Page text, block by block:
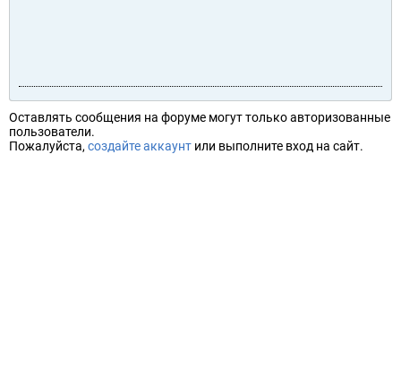
Оставлять сообщения на форуме могут только авторизованные
пользователи.
Пожалуйста, создайте аккаунт или выполните вход на сайт.